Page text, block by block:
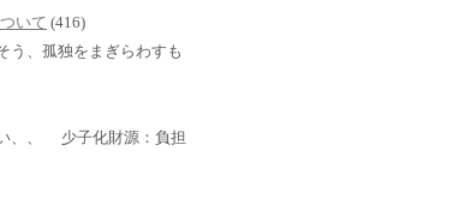
いて (416)
う、孤独をまぎらわすも
、、 少子化財源：負担